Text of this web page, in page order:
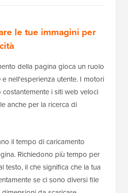
le tue immagini per
della pagina gioca un ruolo
nell'esperienza utente. I motori
i siti web veloci
anche per la ricerca di
il tempo di caricamento
Richiedono più tempo per
testo, il che significa che la tua
se ci sono diversi file